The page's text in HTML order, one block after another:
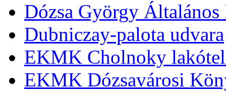
Dózsa György Általános
Dubniczay-palota udvara
EKMK Cholnoky
EKMK Dózsavárosi